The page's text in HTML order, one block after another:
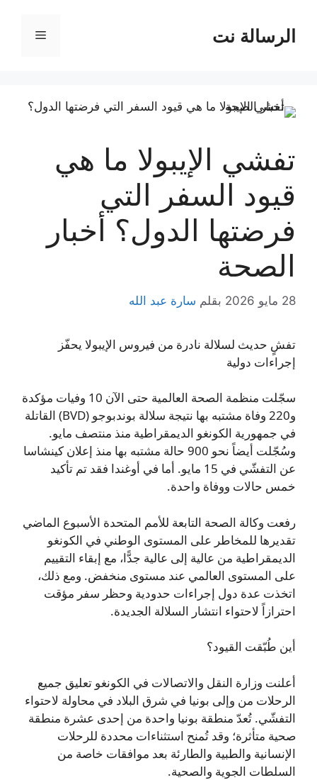
المحتوىالرسالة نت القائمة
تفشي الإيبولا ما هي
قيود السفر التي
فرضتها الدول؟ أخبار
الصحة
28 مايو 2026 بقلم سارة عبد الله
تفشٍ حديث لسلالة نادرة من فيروس الإيبولا يحفّز
إجراءات دولية
سجّلت منظمة الصحة العالمية حتى الآن 10 وفيات مؤكدة
و220 وفاة مشتبه بها نتيجة سلالة بوندبوجو (BVD) القاتلة
في جمهورية الكونغو الديمقراطية منذ منتصف مايو.
وسُجّلت أيضاً نحو 900 حالة مشتبه بها منذ إعلان كينشاسا
عن التفشّي في 15 مايو. أما في أوغندا فقد تم تأكيد
خمس حالات ووفاة واحدة.
رفعت وكالة الصحة التابعة للأمم المتحدة الأسبوع الماضي
تقديرها للمخاطر على المستوى الوطني في الكونغو
الديمقراطية من عالية إلى عالية جدًّا، مع إبقاء التقييم
على المستوى العالمي عند مستوى منخفض. ومع ذلك،
اتخذت عدة دول إجراءات حدودية وحظر سفر مؤقت
احترازاً لاحتواء انتشار السلالة الجديدة.
أين طُبّقت القيود؟
أعلنت وزارة النقل والاتصالات في الكونغو تعليق جميع
الرحلات من وإلى بونيا في شرق البلاد في محاولة لاحتواء
التفشّي. تُعدّ منطقة بونيا واحدة من إحدى عشرة منطقة
صحية متأثرة؛ وقد تُمنح استثناءات محددة للرحلات
الإنسانية والطبية والطارئة بعد موافقات خاصة من
السلطات الجوية والصحية.